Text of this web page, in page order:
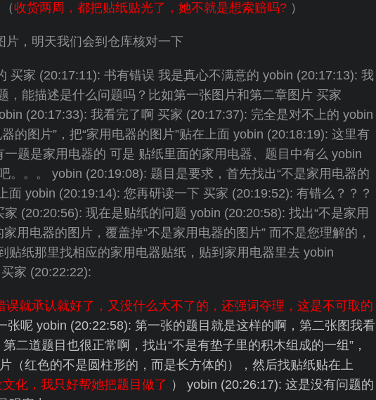
收货两周，都把贴纸贴光了，她不就是想索赔吗? ）
，明天我们会到仓库核对一下
买家 (20:17:11): 书有错误 我是真心不满意的 yobin (20:17:13): 我
，能描述是什么问题吗？比如第一张图片和第二章图片 买家
(20:17:33): 我看完了啊 买家 (20:17:37): 完全是对不上的 yobin
的图片”，把“家用电器的图片”贴在上面 yobin (20:18:19): 这里有
题是家用电器的 可是 贴纸里面的家用电器、题目中有么 yobin
。。。 yobin (20:19:08): 题目是要求，首先找出“不是家用电器的
面 yobin (20:19:14): 您再研读一下 买家 (20:19:52): 有错么？？？
(20:20:56): 现在是贴纸的问题 yobin (20:20:58): 找出“不是家用
用电器的图片，覆盖掉“不是家用电器的图片” 而不是您理解的，
贴纸那里找相应的家用电器贴纸，贴到家用电器里去 yobin
家 (20:22:22):
误就承认就好了，又没什么大不了的，还强词夺理，这是不可取的
张呢 yobin (20:22:58): 第一张的题目就是这样的啊，第二张图我看
二道题目也很正常啊，找出“不是有垫子里的积木组成的一组”，
（红色的不是圆柱形的，而是长方体的），然后找贴纸贴在上
化，我只好帮她把题目做了 ） yobin (20:26:17): 这是没有问题的